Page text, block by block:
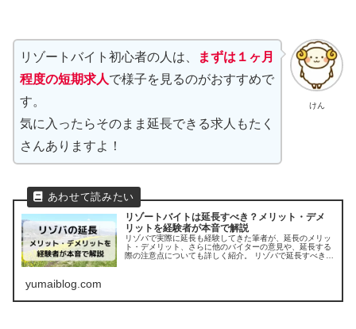
けん
リゾートバイト初心者の人は、
まずは１ヶ月
程度の短期求人で様子を見るのがおすすめで
す。
気に入ったらそのまま延長できる求人もたく
さんありますよ！
リゾートバイトは延長すべき？メリット・デメ
リットを経験者が本音で解説
リゾバで実際に延長も経験してきた筆者が、延長のメリッ
ト・デメリット、さらに他のバイターの意見や、延長する
際の注意点についても詳しく紹介。 リゾバで延長すべきか
yumaiblog.com